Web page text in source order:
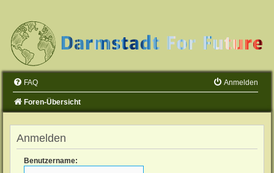
FAQ Anmelden
Foren-Übersicht
Anmelden
Benutzername: